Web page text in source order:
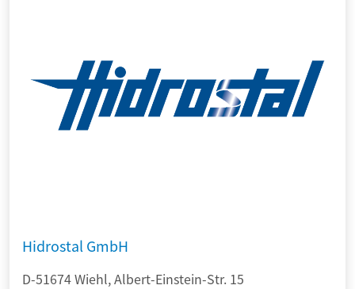
Hidrostal GmbH
D-51674 Wiehl, Albert-Einstein-Str. 15